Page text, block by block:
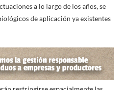
a lo largo de los años, se
de aplicación ya existentes